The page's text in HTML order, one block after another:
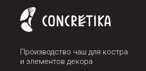
Производство чаш для костра
и элементов декора